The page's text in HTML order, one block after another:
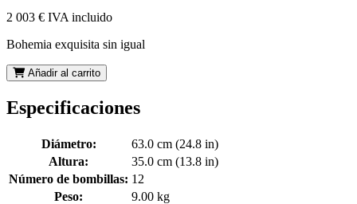
2 003 € IVA incluido
Bohemia exquisita sin igual
Añadir al carrito
Especificaciones
Diámetro:
63.0 cm (24.8 in)
Altura:
35.0 cm (13.8 in)
Número de bombillas: 12
Peso:
9.00 kg